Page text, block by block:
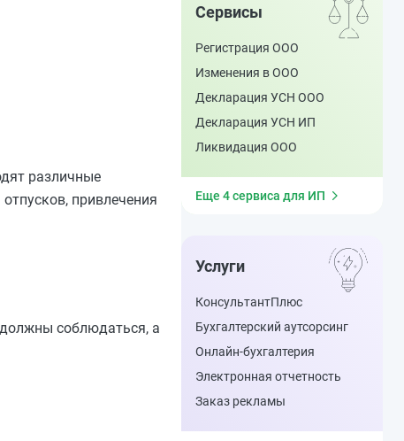
различные
привлечения
соблюдаться, а
Сервисы
Регистрация ООО
Изменения в ООО
Декларация УСН ООО
Декларация УСН ИП
Ликвидация ООО
Еще 4 сервиса для ИП
Услуги
КонсультантПлюс
Бухгалтерский аутсорсинг
Онлайн-бухгалтерия
Электронная отчетность
Заказ рекламы